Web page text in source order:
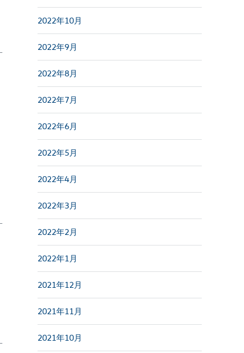
2022年10月
2022年9月
2022年8月
2022年7月
2022年6月
2022年5月
2022年4月
2022年3月
2022年2月
2022年1月
2021年12月
2021年11月
2021年10月